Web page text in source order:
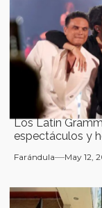
Los Latin
espectáculos y
Farándula May 12,